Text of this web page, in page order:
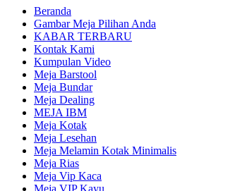
Beranda
Gambar Meja Pilihan Anda
KABAR TERBARU
Kontak Kami
Kumpulan Video
Meja Barstool
Meja Bundar
Meja Dealing
MEJA IBM
Meja Kotak
Meja Lesehan
Meja Melamin Kotak Minimalis
Meja Rias
Meja Vip Kaca
Meja VIP Kayu